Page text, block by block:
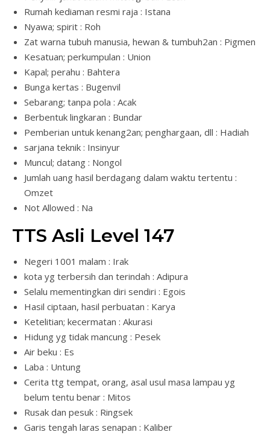
Rumah kediaman resmi raja : Istana
Nyawa; spirit : Roh
Zat warna tubuh manusia, hewan & tumbuh2an : Pigmen
Kesatuan; perkumpulan : Union
Kapal; perahu : Bahtera
Bunga kertas : Bugenvil
Sebarang; tanpa pola : Acak
Berbentuk lingkaran : Bundar
Pemberian untuk kenang2an; penghargaan, dll : Hadiah
sarjana teknik : Insinyur
Muncul; datang : Nongol
Jumlah uang hasil berdagang dalam waktu tertentu :
Omzet
Not Allowed : Na
TTS Asli Level 147
Negeri 1001 malam : Irak
kota yg terbersih dan terindah : Adipura
Selalu mementingkan diri sendiri : Egois
Hasil ciptaan, hasil perbuatan : Karya
Ketelitian; kecermatan : Akurasi
Hidung yg tidak mancung : Pesek
Air beku : Es
Laba : Untung
Cerita ttg tempat, orang, asal usul masa lampau yg
belum tentu benar : Mitos
Rusak dan pesuk : Ringsek
Garis tengah laras senapan : Kaliber